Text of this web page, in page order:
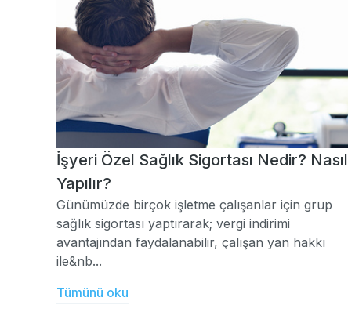
İşyeri Özel Sağlık Sigortası Nedir? Nasıl
Yapılır?
Günümüzde birçok işletme çalışanlar için grup
sağlık sigortası yaptırarak; vergi indirimi
avantajından faydalanabilir, çalışan yan hakkı
ile&nb...
Tümünü oku